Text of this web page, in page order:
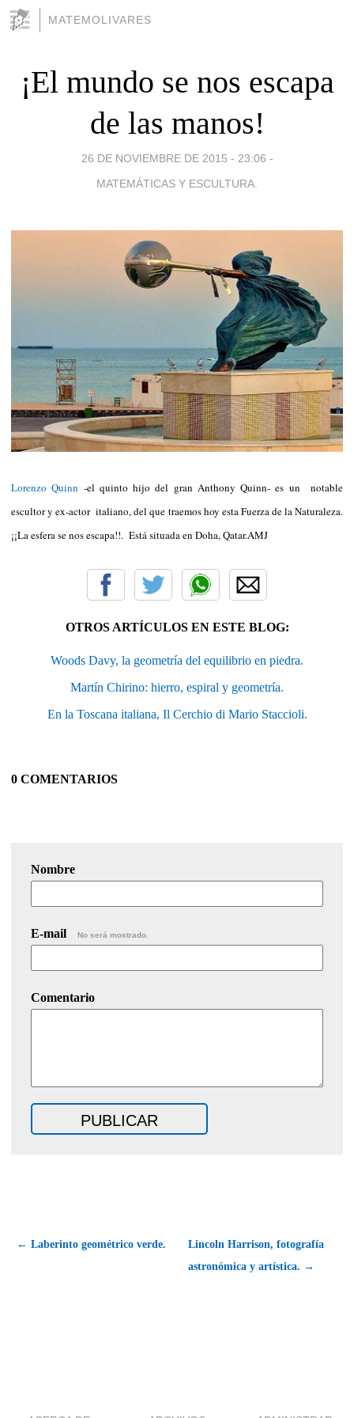
MATEMOLIVARES
¡El mundo se nos escapa
de las manos!
26 DE NOVIEMBRE DE 2015 - 23:06 -
MATEMÁTICAS Y ESCULTURA.
Lorenzo Quinn -el quinto hijo del gran Anthony Quinn- es un notable
escultor y ex-actor italiano, del que traemos hoy esta Fuerza de la Naturaleza.
¡¡La esfera se nos escapa!!. Está situada en Doha, Qatar.AMJ
OTROS ARTÍCULOS EN ESTE BLOG:
Woods Davy, la geometría del equilibrio en piedra.
Martín Chirino: hierro, espiral y geometría.
En la Toscana italiana, Il Cerchio di Mario Staccioli.
0 COMENTARIOS
Nombre
E-mail No será mostrado.
Comentario
← Laberinto geométrico verde.
Lincoln Harrison, fotografía
astronómica y artística. →